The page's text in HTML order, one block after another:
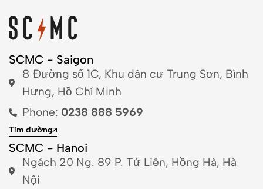
SCMC - Saigon
8 Đường số 1C, Khu dân cư Trung Sơn, Bình
Hưng, Hồ Chí Minh
Phone: 0238 888 5969
Tìm đường
SCMC - Hanoi
Ngách 20 Ng. 89 P. Tứ Liên, Hồng Hà, Hà
Nội